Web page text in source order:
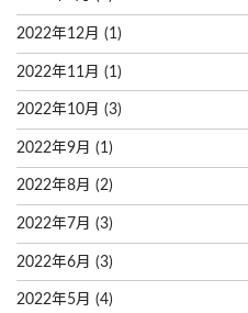
2022年12月 (1)
2022年11月 (1)
2022年10月 (3)
2022年9月 (1)
2022年8月 (2)
2022年7月 (3)
2022年6月 (3)
2022年5月 (4)